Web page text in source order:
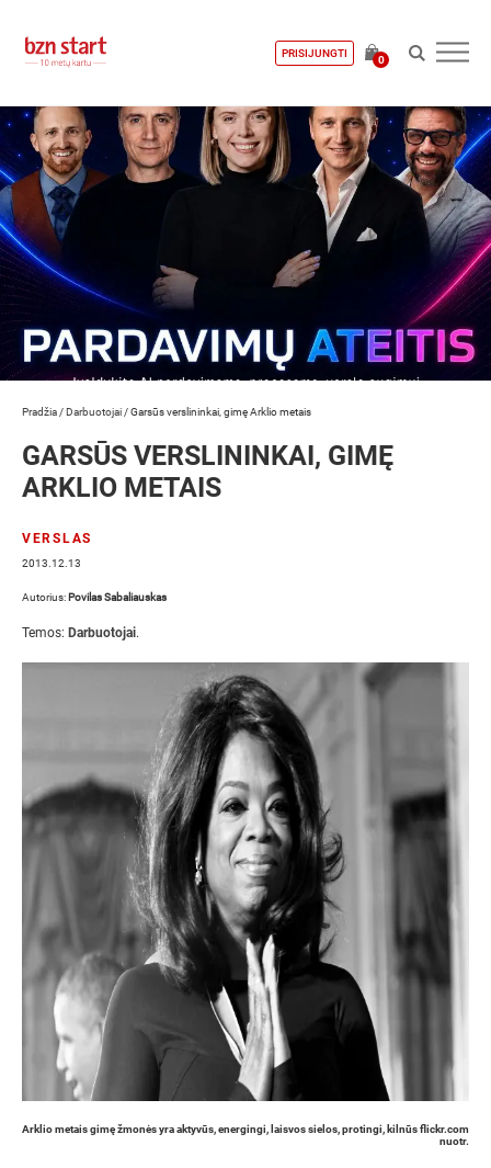
PRISIJUNGTI
0
Pradžia /Darbuotojai /Garsūs verslininkai, gimę Arklio metais
GARSŪS VERSLININKAI, GIMĘ
ARKLIO METAIS
VERSLAS
2013.12.13
Autorius: Povilas Sabaliauskas
Temos: Darbuotojai.
Arklio metais gimę žmonės yra aktyvūs, energingi, laisvos sielos, protingi, kilnūs flickr.com
nuotr.